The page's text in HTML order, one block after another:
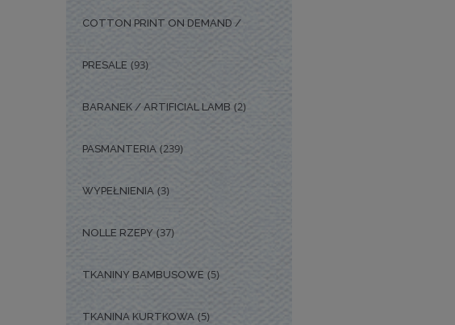
COTTON PRINT ON DEMAND /
PRESALE (93)
BARANEK / ARTIFICIAL LAMB (2)
PASMANTERIA (239)
WYPEŁNIENIA (3)
NOLLE RZEPY (37)
TKANINY BAMBUSOWE (5)
TKANINA KURTKOWA (5)